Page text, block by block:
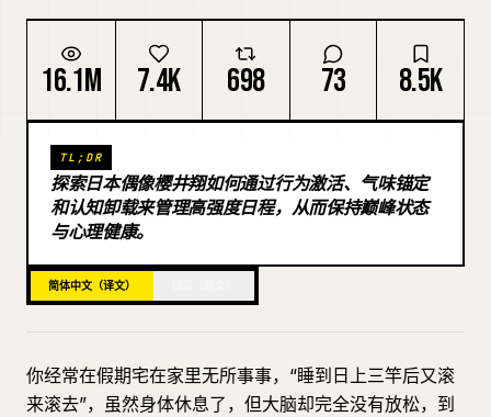
下载
博客
更新
16.1M 7.4K 698 73 8.5K
TL;DR
探索日本偶像樱井翔如何通过行为激活、气味锚定
和认知卸载来管理高强度日程，从而保持巅峰状态
与心理健康。
简体中文（译文）
你经常在假期宅在家里无所事事，“睡到日上三竿后又滚
来滚去”，虽然身体休息了，但大脑却完全没有放松，到